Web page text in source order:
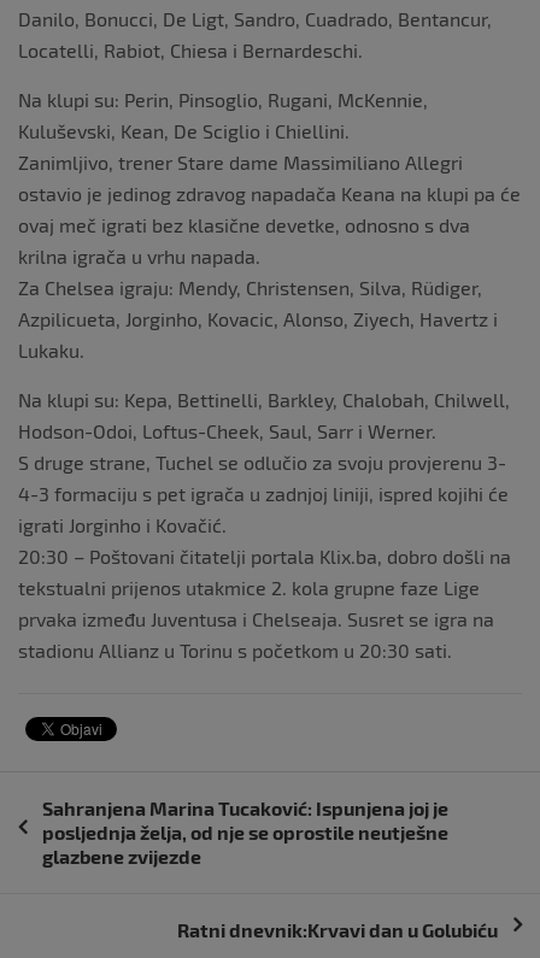
Danilo, Bonucci, De Ligt, Sandro, Cuadrado, Bentancur,
Locatelli, Rabiot, Chiesa i Bernardeschi.
Na klupi su: Perin, Pinsoglio, Rugani, McKennie,
Kuluševski, Kean, De Sciglio i Chiellini.
Zanimljivo, trener Stare dame Massimiliano Allegri
ostavio je jedinog zdravog napadača Keana na klupi pa će
ovaj meč igrati bez klasične devetke, odnosno s dva
krilna igrača u vrhu napada.
Za Chelsea igraju: Mendy, Christensen, Silva, Rüdiger,
Azpilicueta, Jorginho, Kovacic, Alonso, Ziyech, Havertz i
Lukaku.
Na klupi su: Kepa, Bettinelli, Barkley, Chalobah, Chilwell,
Hodson-Odoi, Loftus-Cheek, Saul, Sarr i Werner.
S druge strane, Tuchel se odlučio za svoju provjerenu 3-
4-3 formaciju s pet igrača u zadnjoj liniji, ispred kojihi će
igrati Jorginho i Kovačić.
20:30 – Poštovani čitatelji portala Klix.ba, dobro došli na
tekstualni prijenos utakmice 2. kola grupne faze Lige
prvaka između Juventusa i Chelseaja. Susret se igra na
stadionu Allianz u Torinu s početkom u 20:30 sati.
objava
Sahranjena Marina Tucaković: Ispunjena joj je
posljednja želja, od nje se oprostile neutješne
glazbene zvijezde
Ratni dnevnik:Krvavi dan u Golubiću